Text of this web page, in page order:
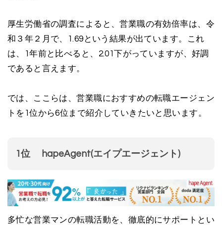
厚生労働省の調査によると、営業職の有効倍率は、令
和３年２月で、1.69という結果が出ています。これ
は、1年前と比べると、2.01下がっていますが、好調
であると言えます。
では、ここらは、営業職におすすめの転職エージェン
トを1位から6位まで紹介していきたいと思います。
1位 hapeAgent(エイプエージェント)
多忙な営業マンの転職活動を、徹底的にサポートとい